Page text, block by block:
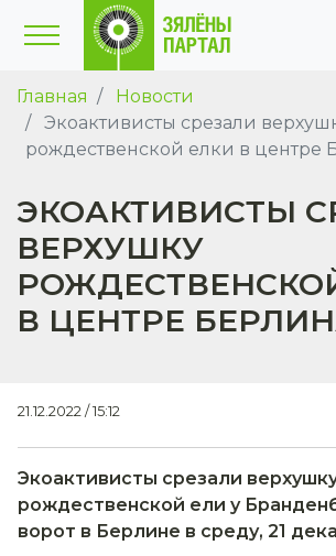
Главная
Новости
Экоактивисты срезали
рождественской елки в центре
ЭКОАКТИВИСТЫ
ВЕРХУШКУ
В ЦЕНТРЕ
21.12.2022 / 15:12
Экоактивисты срезали
рождественской ели у
ворот в Берлине в среду, 21